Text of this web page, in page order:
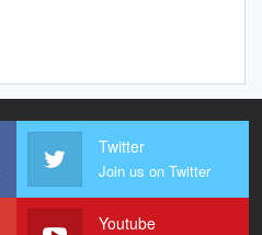
Twitter
Join us on Twitter
Youtube